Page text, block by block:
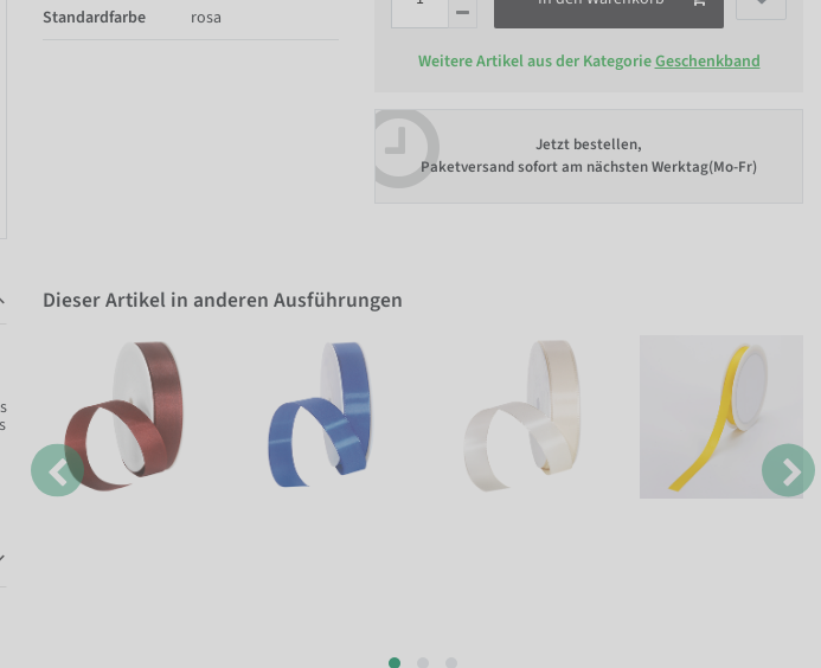
Weitere Artikel aus der KategorieGeschenkband
Jetzt bestellen,
Paketversand sofort am nächsten Werktag(Mo-Fr)
Standardfarbe
rosa
Dieser Artikel in anderen Ausführungen